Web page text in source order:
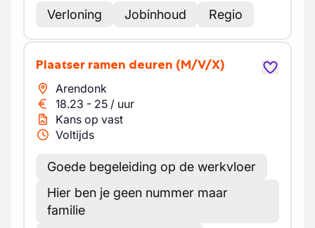
Verloning Jobinhoud Regio
Plaatser ramen deuren (M/V/X)
Arendonk
18.23 - 25 / uur
Kans op vast
Voltijds
Goede begeleiding op de werkvloer
Hier ben je geen nummer maar
familie